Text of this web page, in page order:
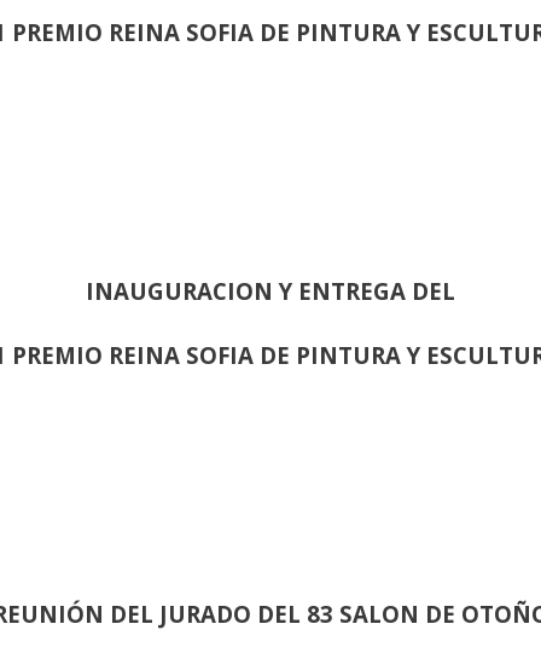
PREMIO REINA SOFIA DE PINTURA Y
INAUGURACION Y ENTREGA DEL
PREMIO REINA SOFIA DE PINTURA Y
DEL JURADO DEL 83 SALON DE